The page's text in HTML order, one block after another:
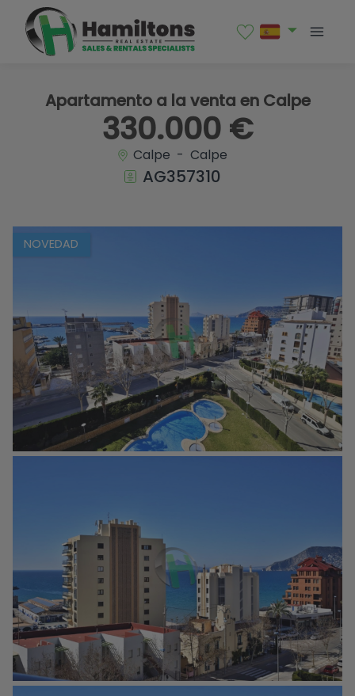
Apartamento a la venta en Calpe
330.000 €
Calpe - Calpe
AG357310
NOVEDAD
1 / 28